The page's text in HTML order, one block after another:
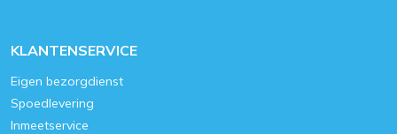
KLANTENSERVICE
Eigen bezorgdienst
Spoedlevering
Inmeetservice